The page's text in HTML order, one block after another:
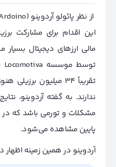
این اقدام برای مشارکت
مالی ارزهای دیجیتال
تقریباً 34 میلیون
ندارند. به گفته آردوینو،
مشکلات و تورمی باشد که
پایین مشاهده می‌شود.
آردوینو در همین زمینه